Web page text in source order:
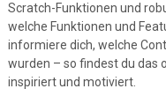
Scratch-Funktionen und
welche Funktionen und
informiere dich, welche
wurden – so findest du das
inspiriert und motiviert.